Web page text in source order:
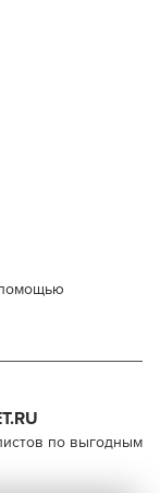
по выгодным
и другим
ей
магию с
в